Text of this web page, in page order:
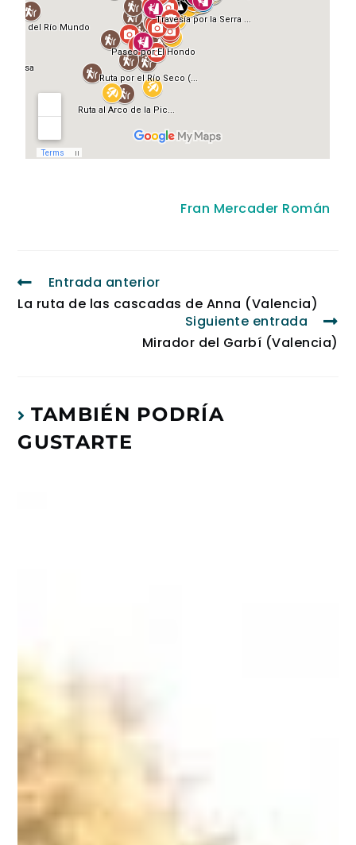
Fran Mercader Román
Entrada anterior
La ruta de las cascadas de Anna (Valencia)
Siguiente entrada
Mirador del Garbí (Valencia)
TAMBIÉN PODRÍA
GUSTARTE